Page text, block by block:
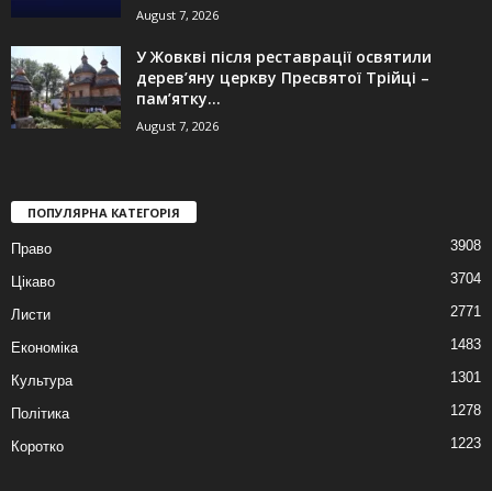
August 7, 2026
У Жовкві після реставрації освятили
дерев’яну церкву Пресвятої Трійці –
пам’ятку...
August 7, 2026
ПОПУЛЯРНА КАТЕГОРІЯ
Право 3908
Цікаво 3704
Листи 2771
Економіка 1483
Культура 1301
Політика 1278
Коротко 1223